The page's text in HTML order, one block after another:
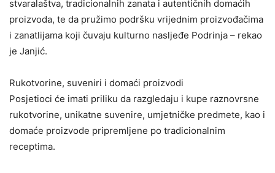
stvaralaštva, tradicionalnih zanata i autentičnih domaćih
proizvoda, te da pružimo podršku vrijednim proizvođačima
i zanatlijama koji čuvaju kulturno nasljeđe Podrinja – rekao
je Janjić.
Rukotvorine, suveniri i domaći proizvodi
Posjetioci će imati priliku da razgledaju i kupe raznovrsne
rukotvorine, unikatne suvenire, umjetničke predmete, kao i
domaće proizvode pripremljene po tradicionalnim
receptima.